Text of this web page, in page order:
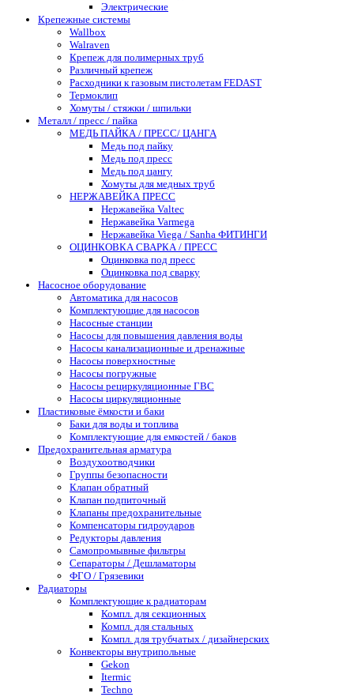
Электрические
Крепежные системы
Wallbox
Walraven
Крепеж для полимерных труб
Различный крепеж
Расходники к газовым пистолетам FEDAST
Термоклип
Хомуты / стяжки / шпильки
Металл / пресс / пайка
МЕДЬ ПАЙКА / ПРЕСС/ ЦАНГА
Медь под пайку
Медь под пресс
Медь под цангу
Хомуты для медных труб
НЕРЖАВЕЙКА ПРЕСС
Нержавейка Valtec
Нержавейка Varmega
Нержавейка Viega / Sanha ФИТИНГИ
ОЦИНКОВКА СВАРКА / ПРЕСС
Оцинковка под пресс
Оцинковка под сварку
Насосное оборудование
Автоматика для насосов
Комплектующие для насосов
Насосные станции
Насосы для повышения давления воды
Насосы канализационные и дренажные
Насосы поверхностные
Насосы погружные
Насосы рециркуляционные ГВС
Насосы циркуляционные
Пластиковые ёмкости и баки
Баки для воды и топлива
Комплектующие для емкостей / баков
Предохранительная арматура
Воздухоотводчики
Группы безопасности
Клапан обратный
Клапан подпиточный
Клапаны предохранительные
Компенсаторы гидроударов
Редукторы давления
Самопромывные фильтры
Сепараторы / Дешламаторы
ФГО / Грязевики
Радиаторы
Комплектующие к радиаторам
Компл. для секционных
Компл. для стальных
Компл. для трубчатых / дизайнерских
Конвекторы внутрипольные
Gekon
Itermic
Techno